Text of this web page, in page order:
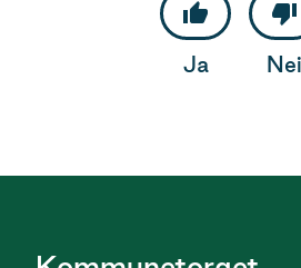
Ja Nei